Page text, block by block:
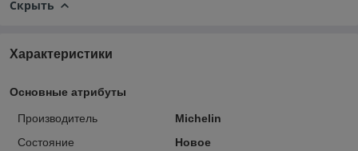
Скрыть
Характеристики
Основные атрибуты
Производитель
Michelin
Состояние
Новое